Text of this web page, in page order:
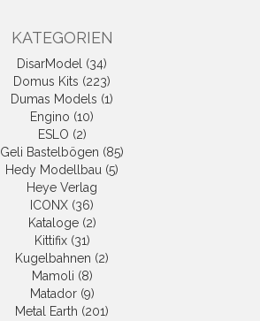
KATEGORIEN
DisarModel (34)
Domus Kits (223)
Dumas Models (1)
Engino (10)
ESLO (2)
Geli Bastelbögen (85)
Hedy Modellbau (5)
Heye Verlag
ICONX (36)
Kataloge (2)
Kittifix (31)
Kugelbahnen (2)
Mamoli (8)
Matador (9)
Metal Earth (201)